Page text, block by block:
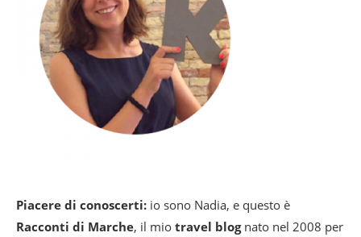
Piacere di conoscerti: io sono Nadia, e questo è
Racconti di Marche, il mio travel blognato nel 2008 per